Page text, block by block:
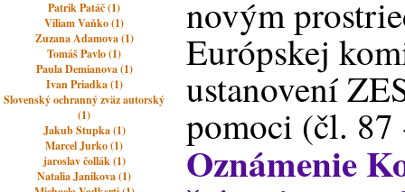
Patrik Patáč (1)
Viliam Vaňko (1)
Zuzana Adamova (1)
Tomáš Pavlo (1)
Paula Demianova (1)
Ivan Priadka (1)
Slovenský ochranný zväz autorský
(1)
Jakub Stupka (1)
Marcel Jurko (1)
jaroslav čollák (1)
Natalia Janikova (1)
novým
Európskej
ustanovení
pomoci (čl.
Oznámenie